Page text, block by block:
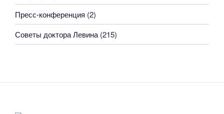
Пресс-конференция (2)
Советы доктора Левина (215)